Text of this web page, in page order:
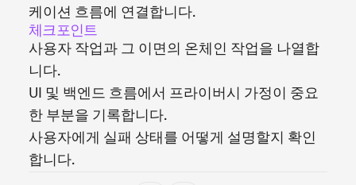
케이션 흐름에 연결합니다.
체크포인트
사용자 작업과 그 이면의 온체인 작업을 나열합
니다.
UI 및 백엔드 흐름에서 프라이버시 가정이 중요
한 부분을 기록합니다.
사용자에게 실패 상태를 어떻게 설명할지 확인
합니다.